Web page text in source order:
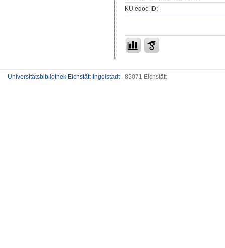
KU.edoc-ID:
Universitätsbibliothek Eichstätt-Ingolstadt- 85071 Eichstätt